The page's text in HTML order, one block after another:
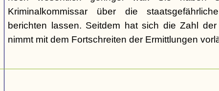
Kriminalkommissar über die
berichten lassen. Seitdem hat sich die Zahl
nimmt mit dem Fortschreiten der Ermittlungen